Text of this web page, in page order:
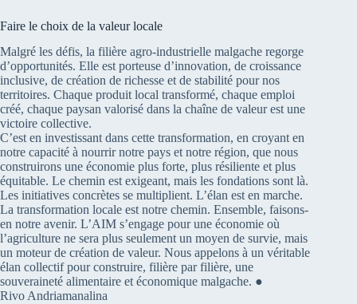
Faire le choix de la valeur locale
Malgré les défis, la filière agro-industrielle malgache regorge
d’opportunités. Elle est porteuse d’innovation, de croissance
inclusive, de création de richesse et de stabilité pour nos
territoires. Chaque produit local transformé, chaque emploi
créé, chaque paysan valorisé dans la chaîne de valeur est une
victoire collective.
C’est en investissant dans cette transformation, en croyant en
notre capacité à nourrir notre pays et notre région, que nous
construirons une économie plus forte, plus résiliente et plus
équitable. Le chemin est exigeant, mais les fondations sont là.
Les initiatives concrètes se multiplient. L’élan est en marche.
La transformation locale est notre chemin. Ensemble, faisons-
en notre avenir. L’AIM s’engage pour une économie où
l’agriculture ne sera plus seulement un moyen de survie, mais
un moteur de création de valeur. Nous appelons à un véritable
élan collectif pour construire, filière par filière, une
souveraineté alimentaire et économique malgache. ●
Rivo Andriamanalina